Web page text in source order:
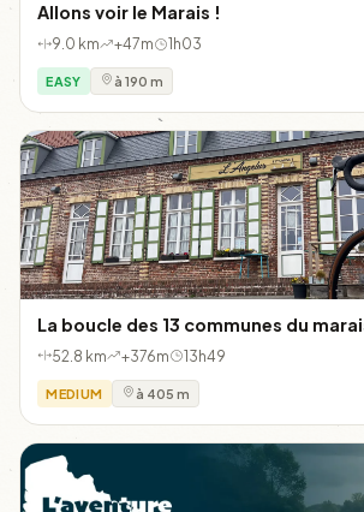
Allons voir le Marais !
9.0 km +47m 1h03
EASY à 190 m
La boucle des 13 communes du
52.8 km +376m 13h49
MEDIUM à 405 m